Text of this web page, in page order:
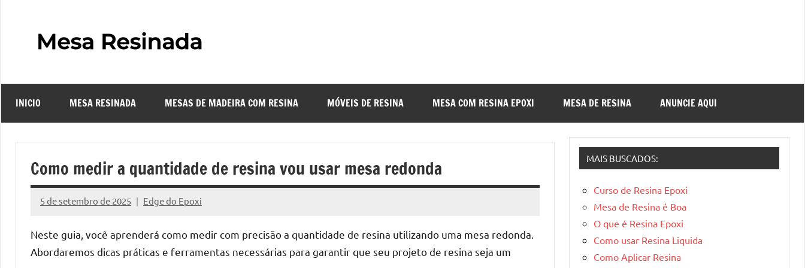
Resinada
–
Como
Fazer
uma
Mesa
resinadas,
a
elegância
se
encontra
INICIO MESA RESINADA MESAS DE MADEIRA COM RESINA MÓVEIS DE RESINA MESA COM RESINA EPOXI MESA DE RESINA ANUNCIE AQUI
Como medir a quantidade de resina vou usar mesa redonda
5 de setembro de 2025 Edge do Epoxi
Nenhum
Neste guia, você aprenderá como medir com precisão a quantidade de resina utilizando uma mesa redonda.
Abordaremos dicas práticas e ferramentas necessárias para garantir que seu projeto de resina seja um
MAIS BUSCADOS:
Curso de Resina Epoxi
Mesa de Resina é Boa
O que é Resina Epoxi
Como usar Resina Liquida
Como Aplicar Resina